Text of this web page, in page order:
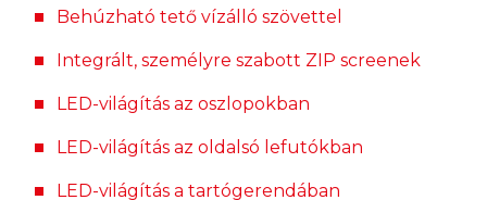
Behúzható tető vízálló szövettel
Integrált, személyre szabott ZIP screenek
LED-világítás az oszlopokban
LED-világítás az oldalsó lefutókban
LED-világítás a tartógerendában